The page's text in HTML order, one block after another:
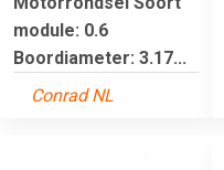
module: 0.6
Boordiameter: 3.17...
Conrad NL